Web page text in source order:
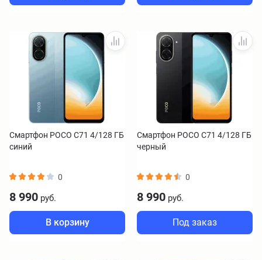
Смартфон POCO C71 4/128 ГБ
синий
0
8 990 руб.
В корзину
Смартфон POCO C71 4/128 ГБ
черный
0
8 990 руб.
Под заказ